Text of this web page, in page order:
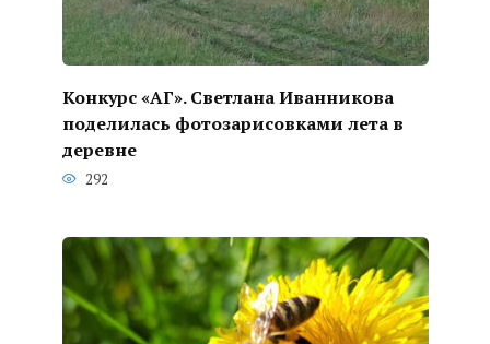
Конкурс «АГ». Светлана Иванникова
поделилась фотозарисовками лета в
деревне
292